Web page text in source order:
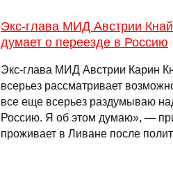
Экс-глава МИД Австрии
думает о переезде в Россию
Экс-глава МИД Австрии Карин
всерьез рассматривает
все еще всерьез раздумываю
Россию. Я об этом думаю», —
проживает в Ливане после